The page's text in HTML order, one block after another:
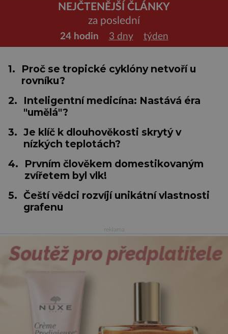
NEJČTENĚJŠÍ ČLÁNKY
za poslední
24 hodin 3 dny týden
1.
Proč se tropické cyklóny netvoří u
rovníku?
2.
Inteligentní medicína: Nastává éra
"umělá"?
3. Je klíč k dlouhověkosti skrytý v
nízkých teplotách?
4.
Prvním člověkem domestikovaným
zvířetem byl vlk!
5. Čeští vědci rozvíjí unikátní vlastnosti
grafenu